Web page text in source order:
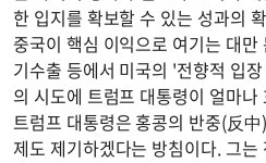
한 입지를 확보할 수 있는 성과의
중국이 핵심 이익으로 여기는 대
기수출 등에서 미국의 '전향적 입
의 시도에 트럼프 대통령이 얼마
트럼프 대통령은 홍콩의 반중(反
제도 제기하겠다는 방침이다. 그